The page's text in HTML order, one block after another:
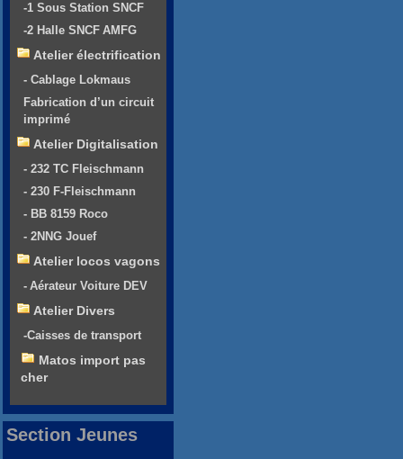
-1 Sous Station SNCF
-2 Halle SNCF AMFG
Atelier électrification
- Cablage Lokmaus
Fabrication d’un circuit
imprimé
Atelier Digitalisation
- 232 TC Fleischmann
- 230 F-Fleischmann
- BB 8159 Roco
- 2NNG Jouef
Atelier locos vagons
- Aérateur Voiture DEV
Atelier Divers
-Caisses de transport
Matos import pas
cher
Section Jeunes